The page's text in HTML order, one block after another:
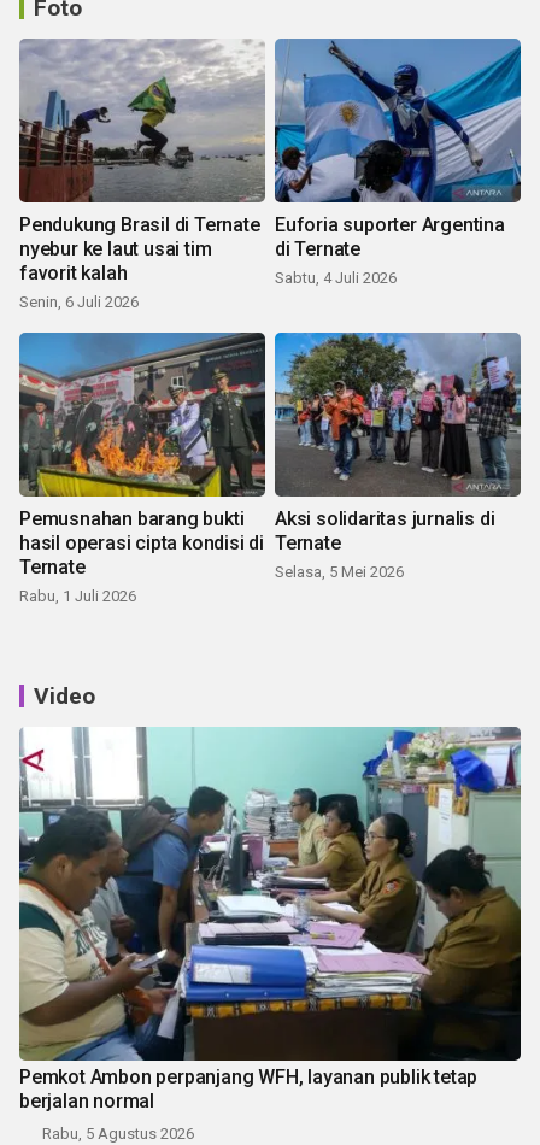
Foto
Pendukung Brasil di Ternate
nyebur ke laut usai tim
favorit kalah
Senin, 6 Juli 2026
Euforia suporter Argentina
di Ternate
Sabtu, 4 Juli 2026
Pemusnahan barang bukti
hasil operasi cipta kondisi di
Ternate
Rabu, 1 Juli 2026
Aksi solidaritas jurnalis di
Ternate
Selasa, 5 Mei 2026
Video
Pemkot Ambon perpanjang WFH, layanan publik tetap
berjalan normal
Rabu, 5 Agustus 2026